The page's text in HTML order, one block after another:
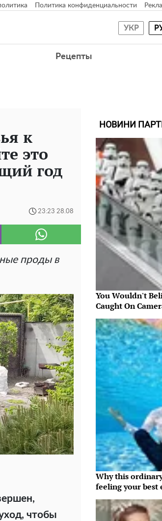
Политика конфиденциальности
УКР
Рецепты
к
это
год
23:23 28.08
проды в
чтобы
НОВИНИ
You Wouldn't
Caught On
Why this
feeling your best